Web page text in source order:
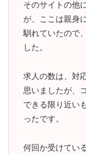
そのサイトの他
が、ここは親身
馴れていたので
した。
求人の数は、対
思いましたが、
できる限り近い
ったです。
何回か受けてい